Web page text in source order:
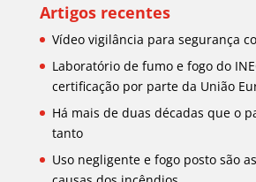
Artigos recentes
Vídeo vigilância para segurança
Laboratório de fumo e fogo do
certificação por parte da União
Há mais de duas décadas que o
tanto
Uso negligente e fogo posto são